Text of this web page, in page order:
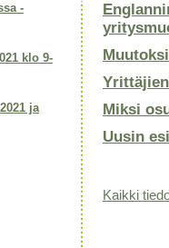
-
klo 9-
ja
Miksi
Uusin
Kaikki